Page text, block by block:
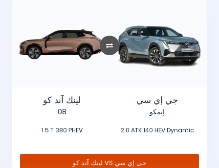
لينك آند كو
08
1.5 T 380 PHEV
جي إي سي
إيمكو
2.0 ATK 140 HEV Dynamic
لينك آند كو VS جي إي سي